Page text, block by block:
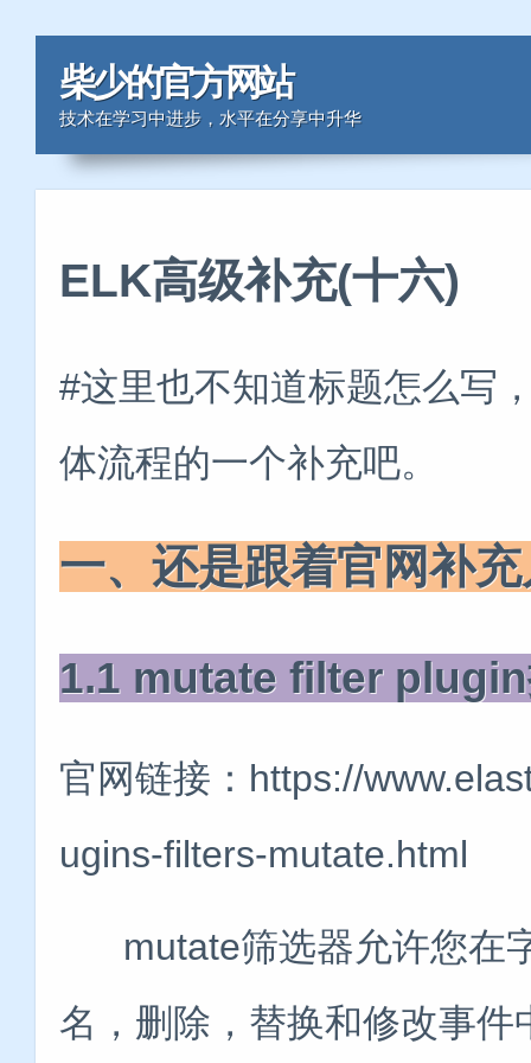
柴少的官方网站
技术在学习中进步，水平在分享中升华
ELK高级补充(十六)
#这里也不知道标题怎么写
体流程的一个补充吧。
一、还是跟着官网补
1.1 mutate filter
官网链接：https://
ugins-filters-mutate.html
mutate筛选器允许您在
名，删除，替换和修改事